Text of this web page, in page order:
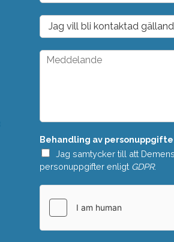
p
o
t
*
D
o
p
M
a
d
e
*
Behandling av
Jag samtycker till att
personuppgifter enligt GDPR.